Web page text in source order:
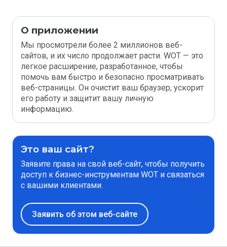
О приложении
Мы просмотрели более 2 миллионов веб-
сайтов, и их число продолжает расти. WOT — это
легкое расширение, разработанное, чтобы
помочь вам быстро и безопасно просматривать
веб-страницы. Он очистит ваш браузер, ускорит
его работу и защитит вашу личную
информацию.
Это ваш сайт?
Заявите права на свой веб-сайт, чтобы получить
доступ к бизнес-инструментам WOT и связаться
с вашими клиентами.
Заявить об этом веб-сайте